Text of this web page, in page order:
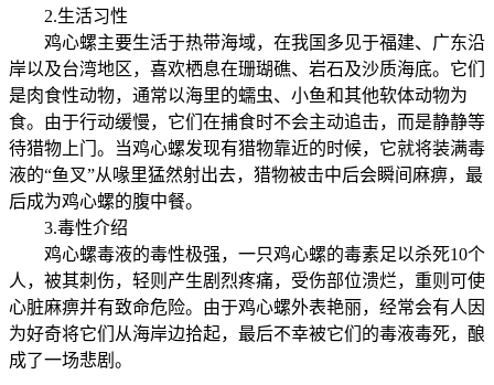
2.生活习性
鸡心螺主要生活于热带海域，在我国多见于福建、广东沿
岸以及台湾地区，喜欢栖息在珊瑚礁、岩石及沙质海底。它们
是肉食性动物，通常以海里的蠕虫、小鱼和其他软体动物为
食。由于行动缓慢，它们在捕食时不会主动追击，而是静静等
待猎物上门。当鸡心螺发现有猎物靠近的时候，它就将装满毒
液的“鱼叉”从喙里猛然射出去，猎物被击中后会瞬间麻痹，最
后成为鸡心螺的腹中餐。
3.毒性介绍
鸡心螺毒液的毒性极强，一只鸡心螺的毒素足以杀死10个
人，被其刺伤，轻则产生剧烈疼痛，受伤部位溃烂，重则可使
心脏麻痹并有致命危险。由于鸡心螺外表艳丽，经常会有人因
为好奇将它们从海岸边拾起，最后不幸被它们的毒液毒死，酿
成了一场悲剧。